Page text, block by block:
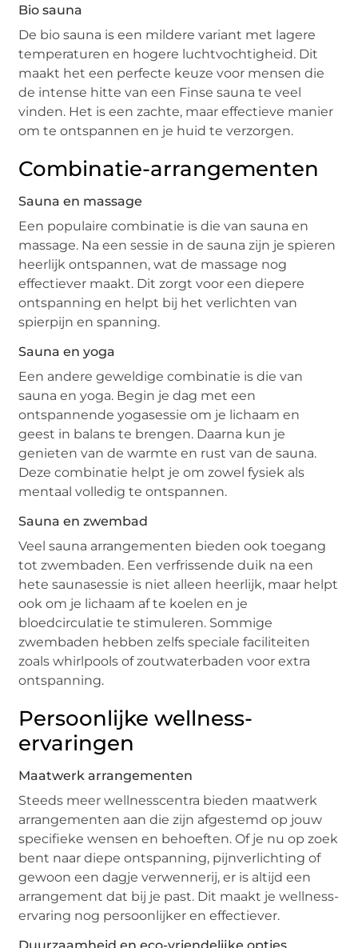
Bio sauna
De bio sauna is een mildere variant met lagere
temperaturen en hogere luchtvochtigheid. Dit
maakt het een perfecte keuze voor mensen die
de intense hitte van een Finse sauna te veel
vinden. Het is een zachte, maar effectieve manier
om te ontspannen en je huid te verzorgen.
Combinatie-arrangementen
Sauna en massage
Een populaire combinatie is die van sauna en
massage. Na een sessie in de sauna zijn je spieren
heerlijk ontspannen, wat de massage nog
effectiever maakt. Dit zorgt voor een diepere
ontspanning en helpt bij het verlichten van
spierpijn en spanning.
Sauna en yoga
Een andere geweldige combinatie is die van
sauna en yoga. Begin je dag met een
ontspannende yogasessie om je lichaam en
geest in balans te brengen. Daarna kun je
genieten van de warmte en rust van de sauna.
Deze combinatie helpt je om zowel fysiek als
mentaal volledig te ontspannen.
Sauna en zwembad
Veel sauna arrangementen bieden ook toegang
tot zwembaden. Een verfrissende duik na een
hete saunasessie is niet alleen heerlijk, maar helpt
ook om je lichaam af te koelen en je
bloedcirculatie te stimuleren. Sommige
zwembaden hebben zelfs speciale faciliteiten
zoals whirlpools of zoutwaterbaden voor extra
ontspanning.
Persoonlijke wellness-
ervaringen
Maatwerk arrangementen
Steeds meer wellnesscentra bieden maatwerk
arrangementen aan die zijn afgestemd op jouw
specifieke wensen en behoeften. Of je nu op zoek
bent naar diepe ontspanning, pijnverlichting of
gewoon een dagje verwennerij, er is altijd een
arrangement dat bij je past. Dit maakt je wellness-
ervaring nog persoonlijker en effectiever.